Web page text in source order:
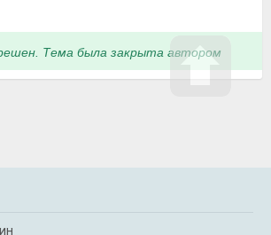
Тема была закрыта автором